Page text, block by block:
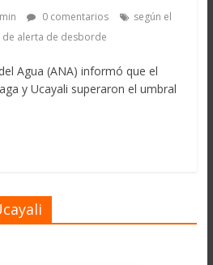
0 comentarios
según el
alerta de desborde
Agua (ANA) informó que el
y Ucayali superaron el umbral